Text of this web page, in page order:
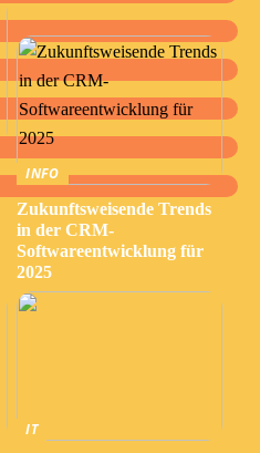
INFO
Zukunftsweisende Trends
in der CRM-
Softwareentwicklung für
2025
IT